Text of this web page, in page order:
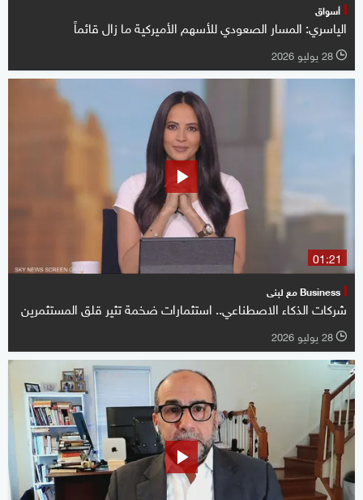
أسواق
الياسري: المسار الصعودي للأسهم الأميركية ما زال قائماً
l 28 يوليو 2026
01:21
Business مع لبنى
شركات الذكاء الاصطناعي.. استثمارات ضخمة تثير قلق المستثمرين
l 28 يوليو 2026